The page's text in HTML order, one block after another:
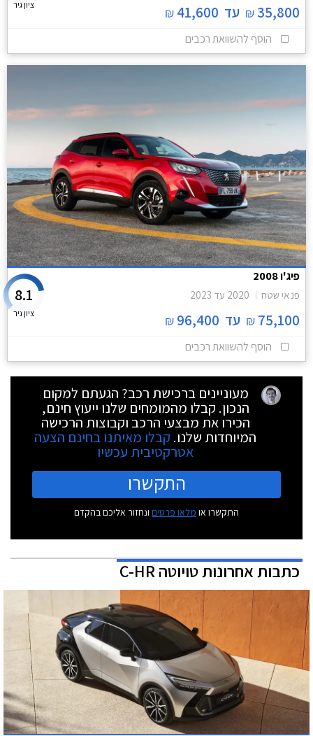
35,800
₪ עד 41,600
₪ ציון גיר
הוסף להשוואת רכבים
פיג'ו 2008
פנאי שטח 2020 עד 2023
75,100
₪ עד 96,400
₪
8.1
ציון גיר
הוסף להשוואת רכבים
מעוניינים ברכישת רכב? הגעתם למקום
הנכון. קבלו מהמומחים שלנו ייעוץ חינם,
הכירו את מבצעי הרכב וקבוצות הרכישה
המיוחדות שלנו. קבלו מאיתנו בחינם הצעה
אטרקטיבית עכשיו
התקשרו
התקשרו או מלאו פרטים ונחזור אליכם בהקדם
כתבות אחרונות טויוטה C-HR